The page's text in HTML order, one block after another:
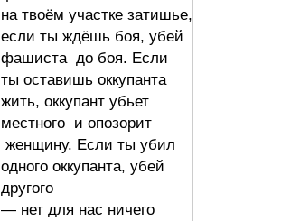
на твоём участке затишье,
если ты ждёшь боя, убей
фашиста до боя. Если
ты оставишь оккупанта
жить, оккупант убьет
местного и опозорит
женщину. Если ты убил
одного оккупанта, убей
другого
— нет для нас ничего